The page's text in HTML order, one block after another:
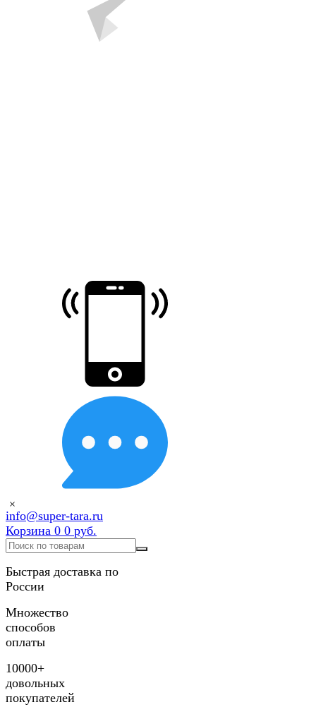
×
info@super-tara.ru
Корзина 0 0 руб.
Быстрая доставка по
России
Множество
способов
оплаты
10000+
довольных
покупателей